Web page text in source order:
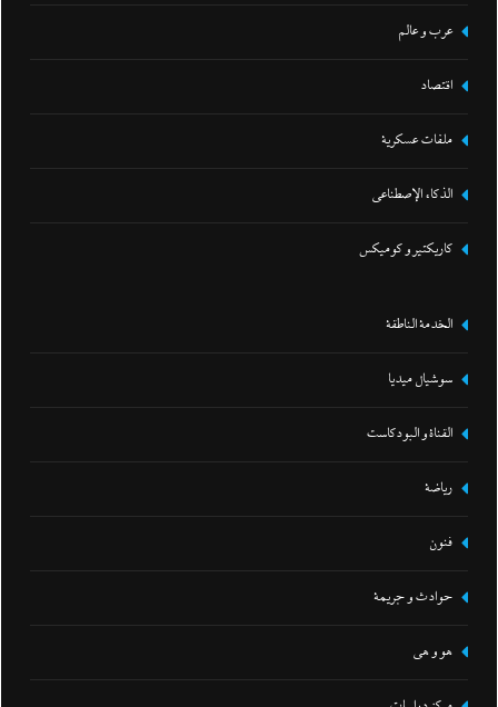
عرب و عالم
اقتصاد
ملفات عسكرية
الذكاء الإصطناعي
كاريكتير و كوميكس
الخدمة الناطقة
سوشيال ميديا
القناة و البودكاست
رياضة
فنون
حوادث و جريمة
هو و هي